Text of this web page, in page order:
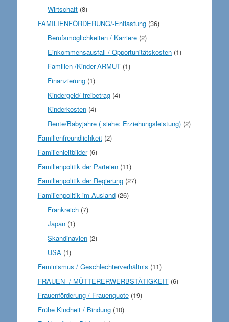
Wirtschaft (8)
FAMILIENFÖRDERUNG/-Entlastung(36)
Berufsmöglichkeiten / Karriere (2)
Einkommensausfall / Opportunitätskosten (1)
Familien-/Kinder-ARMUT (1)
Finanzierung (1)
Kindergeld/-freibetrag (4)
Kinderkosten (4)
Rente/Babyjahre ( siehe: Erziehungsleistung) (2)
Familienfreundlichkeit(2)
Familienleitbilder(6)
Familienpolitik der Parteien(11)
Familienpolitik der Regierung(27)
Familienpolitik im Ausland(26)
Frankreich (7)
Japan (1)
Skandinavien (2)
USA (1)
Feminismus / Geschlechterverhältnis (11)
FRAUEN- / MÜTTERERWERBSTÄTIGKEIT(6)
Frauenförderung / Frauenquote(19)
Frühe Kindheit / Bindung(10)